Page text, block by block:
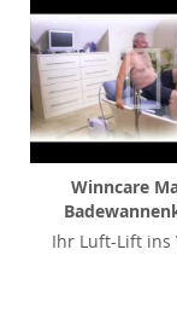
Winncare
Ihr Luft-Lift ins